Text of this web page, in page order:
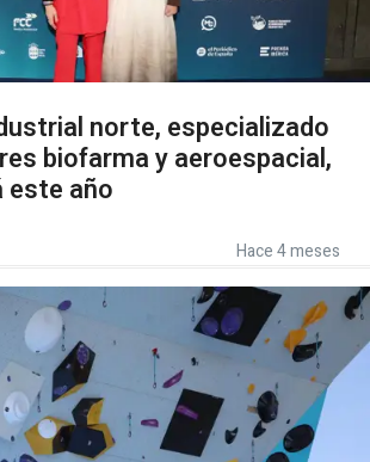
norte, especializado
biofarma y aeroespacial,
este año
Hace 4 meses